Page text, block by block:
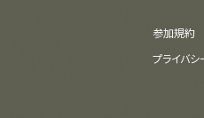
参加規約
プライバ